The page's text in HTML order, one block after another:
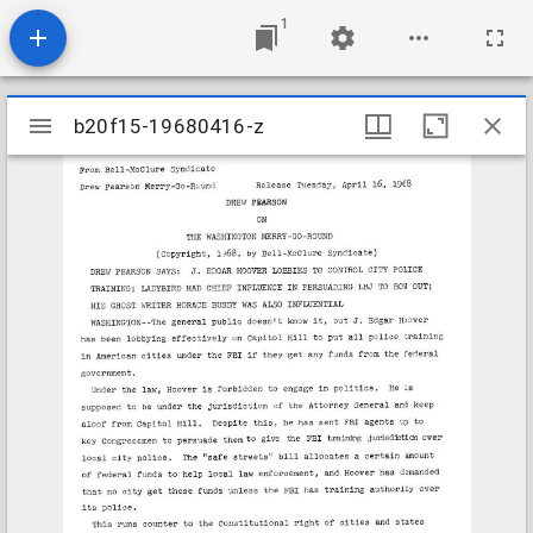
1
Mirador
viewer
b20f15-19680416-z
b20f15-19680416-z